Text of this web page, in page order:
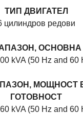
ТИП ДВИГАТЕЛ
цилиндров редови
kVA (50 Hz and 60
МОЩНОСТ
ГОТОВНОСТ
kVA (50 Hz and 60